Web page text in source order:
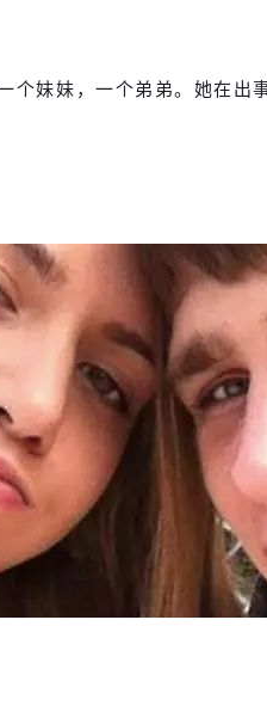
个妹妹，一个弟弟。她在